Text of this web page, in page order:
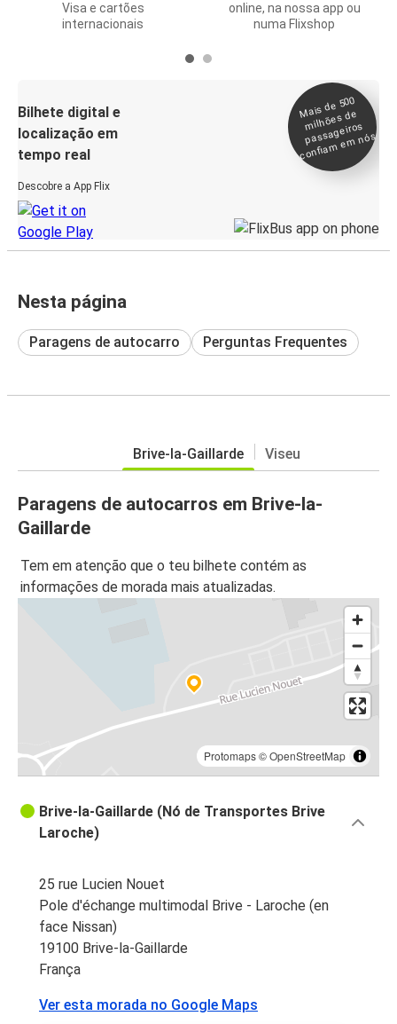
Visa e cartões
internacionais
online, na nossa app ou
numa Flixshop
Bilhete digital e
localização em
tempo real
Descobre a App Flix
Mais de 500
milhões de
passageiros
confia
m e
m nós
Nesta página
Paragens de autocarro Perguntas Frequentes
Brive-la-Gaillarde Viseu
Paragens de autocarros em Brive-la-
Gaillarde
Tem em atenção que o teu bilhete contém as
informações de morada mais atualizadas.
Protomaps©OpenStreetMap
Brive-la-Gaillarde (Nó de Transportes Brive
Laroche)
25 rue Lucien Nouet
Pole d'échange multimodal Brive - Laroche (en
face Nissan)
19100 Brive-la-Gaillarde
França
Ver esta morada no Google Maps